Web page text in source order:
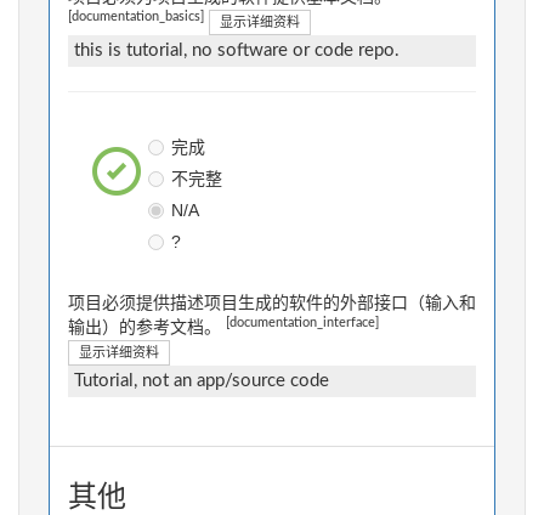
[documentation_basics] 显示详细资料
this is tutorial, no software or code repo.
完成
不完整
N/A
?
项目必须提供描述项目生成的软件的外部接口（输入和
输出）的参考文档。
[documentation_interface]
显示详细资料
Tutorial, not an app/source code
其他